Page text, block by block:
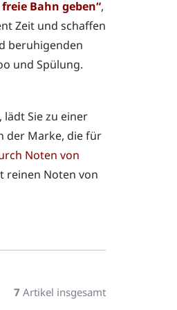
Bahn geben“,
Zeit und schaffen
beruhigenden
und Spülung.
Sie zu einer
der Marke, die für
Noten von
reinen Noten von
7 Artikel insgesamt